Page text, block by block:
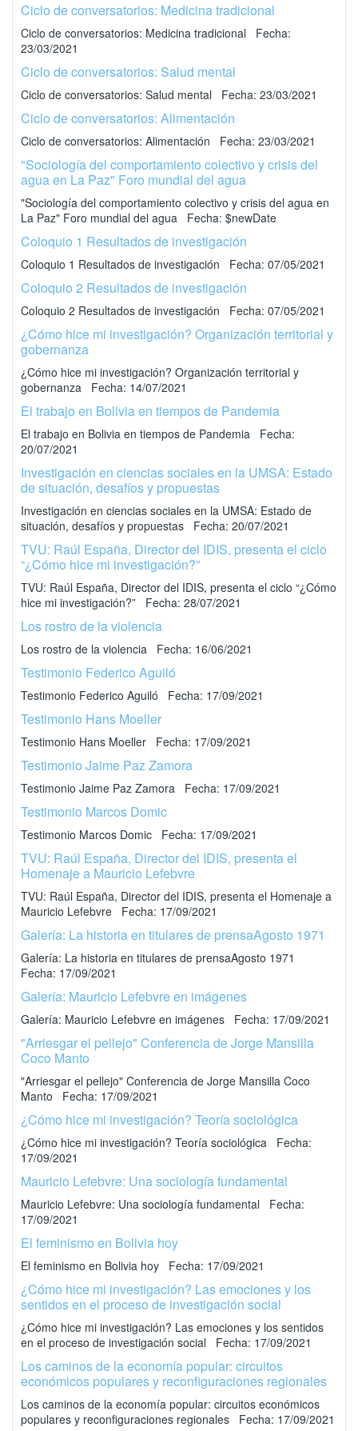
Ciclo de conversatorios: Medicina tradicional
Ciclo de conversatorios: Medicina tradicional Fecha:
23/03/2021
Ciclo de conversatorios: Salud mental
Ciclo de conversatorios: Salud mental Fecha: 23/03/2021
Ciclo de conversatorios: Alimentación
Ciclo de conversatorios: Alimentación Fecha: 23/03/2021
"Sociología del comportamiento colectivo y crisis del
agua en La Paz" Foro mundial del agua
"Sociología del comportamiento colectivo y crisis del agua en
La Paz" Foro mundial del agua Fecha: $newDate
Coloquio 1 Resultados de investigación
Coloquio 1 Resultados de investigación Fecha: 07/05/2021
Coloquio 2 Resultados de investigación
Coloquio 2 Resultados de investigación Fecha: 07/05/2021
¿Cómo hice mi investigación? Organización territorial y
gobernanza
¿Cómo hice mi investigación? Organización territorial y
gobernanza Fecha: 14/07/2021
El trabajo en Bolivia en tiempos de Pandemia
El trabajo en Bolivia en tiempos de Pandemia Fecha:
20/07/2021
Investigación en ciencias sociales en la UMSA: Estado
de situación, desafíos y propuestas
Investigación en ciencias sociales en la UMSA: Estado de
situación, desafíos y propuestas Fecha: 20/07/2021
TVU: Raúl España, Director del IDIS, presenta el ciclo
“¿Cómo hice mi investigación?”
TVU: Raúl España, Director del IDIS, presenta el ciclo “¿Cómo
hice mi investigación?” Fecha: 28/07/2021
Los rostro de la violencia
Los rostro de la violencia Fecha: 16/06/2021
Testimonio Federico Aguiló
Testimonio Federico Aguiló Fecha: 17/09/2021
Testimonio Hans Moeller
Testimonio Hans Moeller Fecha: 17/09/2021
Testimonio Jaime Paz Zamora
Testimonio Jaime Paz Zamora Fecha: 17/09/2021
Testimonio Marcos Domic
Testimonio Marcos Domic Fecha: 17/09/2021
TVU: Raúl España, Director del IDIS, presenta el
Homenaje a Mauricio Lefebvre
TVU: Raúl España, Director del IDIS, presenta el Homenaje a
Mauricio Lefebvre Fecha: 17/09/2021
Galería: La historia en titulares de prensaAgosto 1971
Galería: La historia en titulares de prensaAgosto 1971
Fecha: 17/09/2021
Galería: Mauricio Lefebvre en imágenes
Galería: Mauricio Lefebvre en imágenes Fecha: 17/09/2021
"Arriesgar el pellejo" Conferencia de Jorge Mansilla
Coco Manto
"Arriesgar el pellejo" Conferencia de Jorge Mansilla Coco
Manto Fecha: 17/09/2021
¿Cómo hice mi investigación? Teoría sociológica
¿Cómo hice mi investigación? Teoría sociológica Fecha:
17/09/2021
Mauricio Lefebvre: Una sociología fundamental
Mauricio Lefebvre: Una sociología fundamental Fecha:
17/09/2021
El feminismo en Bolivia hoy
El feminismo en Bolivia hoy Fecha: 17/09/2021
¿Cómo hice mi investigación? Las emociones y los
sentidos en el proceso de investigación social
¿Cómo hice mi investigación? Las emociones y los sentidos
en el proceso de investigación social Fecha: 17/09/2021
Los caminos de la economía popular: circuitos
económicos populares y reconfiguraciones regionales
Los caminos de la economía popular: circuitos económicos
populares y reconfiguraciones regionales Fecha: 17/09/2021